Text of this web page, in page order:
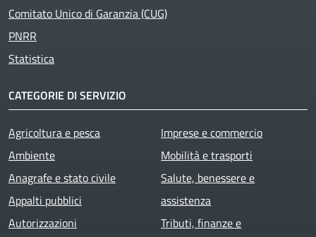
Comitato Unico di Garanzia (CUG)
PNRR
Statistica
CATEGORIE DI SERVIZIO
Agricoltura e pesca
Ambiente
Anagrafe e stato civile
Appalti pubblici
Autorizzazioni
Imprese e commercio
Mobilità e trasporti
Salute, benessere e
assistenza
Tributi, finanze e